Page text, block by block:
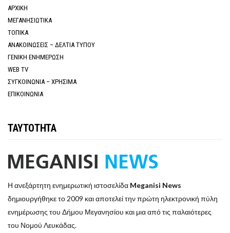
ΑΡΧΙΚΗ
ΜΕΓΑΝΗΣΙΩΤΙΚΑ
ΤΟΠΙΚΑ
ΑΝΑΚΟΙΝΩΣΕΙΣ – ΔΕΛΤΙΑ ΤΥΠΟΥ
ΓΕΝΙΚΗ ΕΝΗΜΕΡΩΣΗ
WEB TV
ΣΥΓΚΟΙΝΩΝΙΑ – ΧΡΗΣΙΜΑ
ΕΠΙΚΟΙΝΩΝΙΑ
ΤΑΥΤΟΤΗΤΑ
Η ανεξάρτητη ενημερωτική ιστοσελίδα Meganisi News
δημιουργήθηκε το 2009 και αποτελεί την πρώτη ηλεκτρονική πύλη
ενημέρωσης του Δήμου Μεγανησίου και μια από τις παλαιότερες
του Νομού Λευκάδας.